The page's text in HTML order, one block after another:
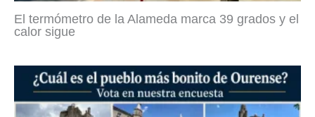
El termómetro de la Alameda marca 39 grados y el
calor sigue